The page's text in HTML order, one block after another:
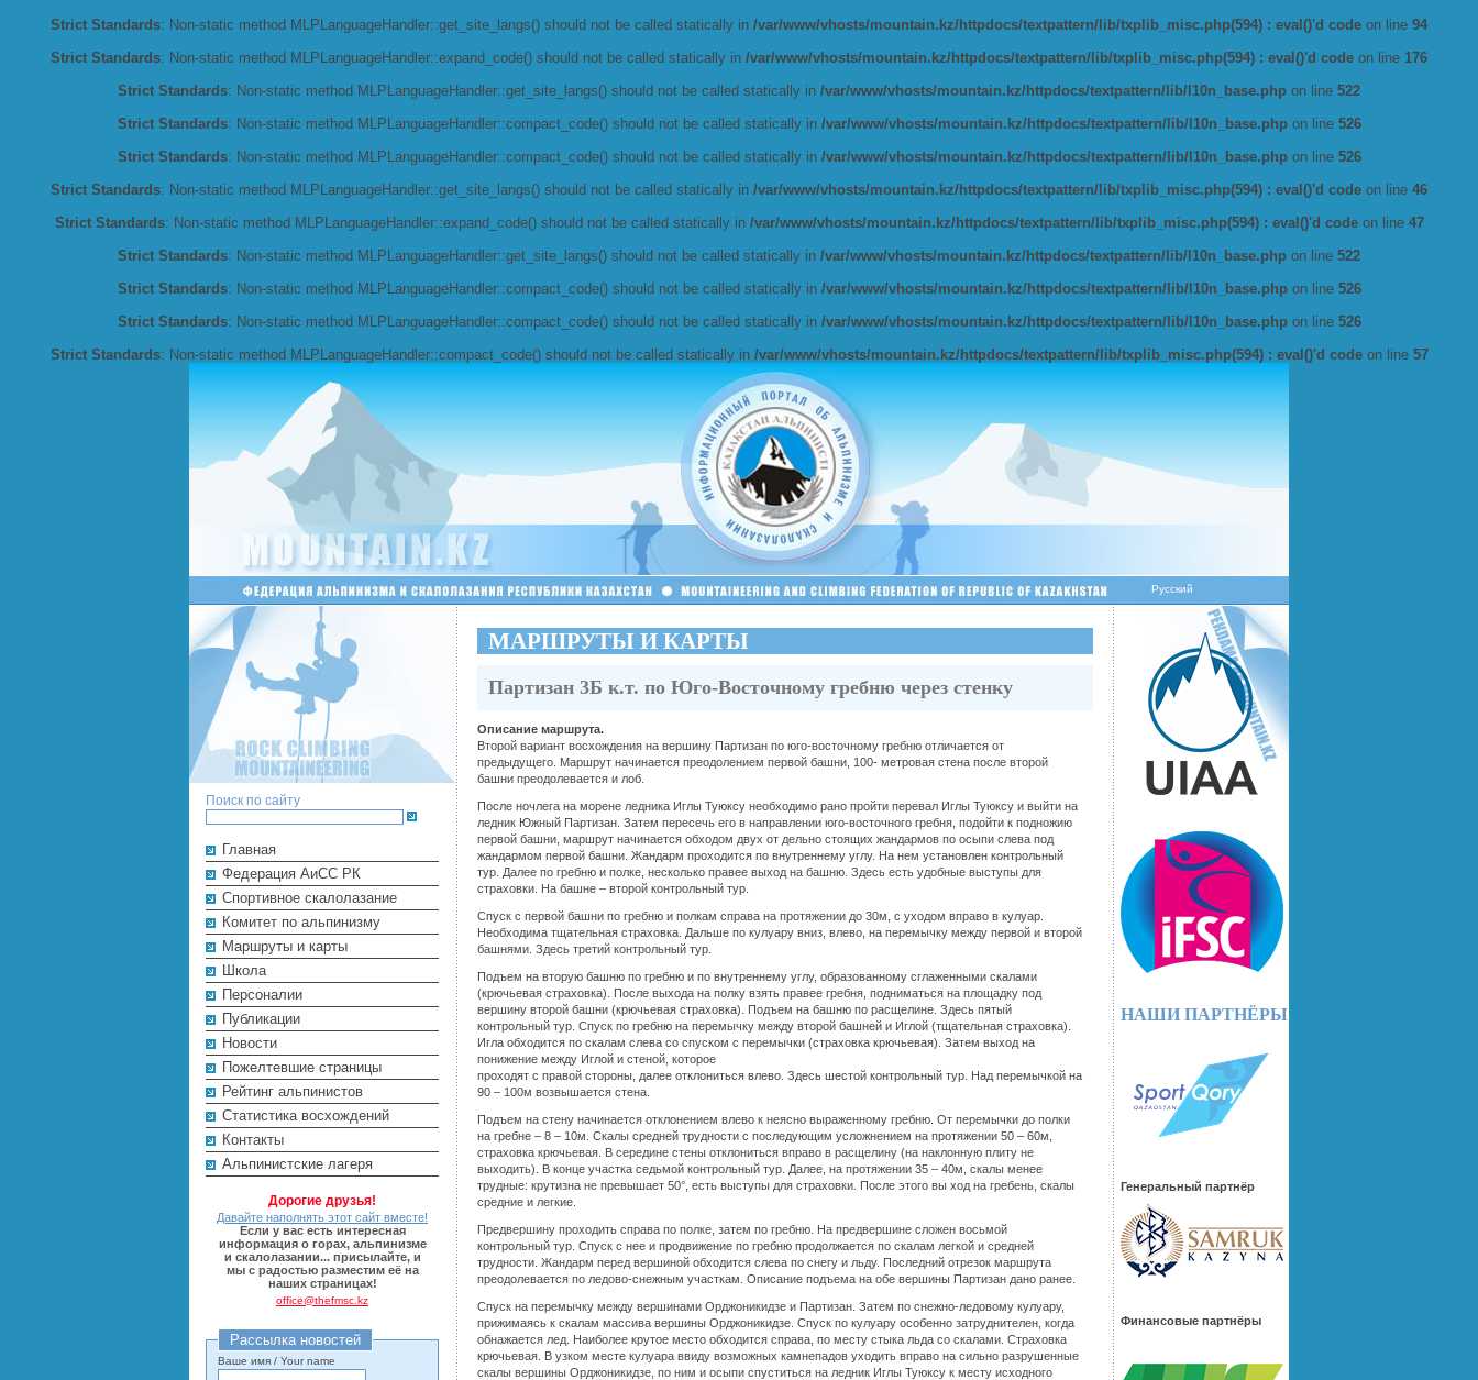
Strict Standards: Non-static method MLPLanguageHandler::get_site_langs() should not be called statically in /var/www/vhosts/mountain.kz/httpdocs/textpattern/lib/txplib_misc.php(594) : eval()'d code on line 94
Strict Standards: Non-static method MLPLanguageHandler::expand_code() should not be called statically in /var/www/vhosts/mountain.kz/httpdocs/textpattern/lib/txplib_misc.php(594) : eval()'d code on line 176
Strict Standards: Non-static method MLPLanguageHandler::get_site_langs() should not be called statically in /var/www/vhosts/mountain.kz/httpdocs/textpattern/lib/l10n_base.php on line 522
Strict Standards: Non-static method MLPLanguageHandler::compact_code() should not be called statically in /var/www/vhosts/mountain.kz/httpdocs/textpattern/lib/l10n_base.phpon line 526
Strict Standards: Non-static method MLPLanguageHandler::compact_code() should not be called statically in /var/www/vhosts/mountain.kz/httpdocs/textpattern/lib/l10n_base.phpon line 526
Strict Standards: Non-static method MLPLanguageHandler::get_site_langs() should not be called statically in /var/www/vhosts/mountain.kz/httpdocs/textpattern/lib/txplib_misc.php(594) : eval()'d code on line 46
Strict Standards: Non-static method MLPLanguageHandler::expand_code() should not be called statically in /var/www/vhosts/mountain.kz/httpdocs/textpattern/lib/txplib_misc.php(594) : eval()'d codeon line 47
Strict Standards: Non-static method MLPLanguageHandler::get_site_langs() should not be called statically in /var/www/vhosts/mountain.kz/httpdocs/textpattern/lib/l10n_base.php on line 522
Strict Standards: Non-static method MLPLanguageHandler::compact_code() should not be called statically in /var/www/vhosts/mountain.kz/httpdocs/textpattern/lib/l10n_base.phpon line 526
Strict Standards: Non-static method MLPLanguageHandler::compact_code() should not be called statically in /var/www/vhosts/mountain.kz/httpdocs/textpattern/lib/l10n_base.phpon line 526
Strict Standards: Non-static method MLPLanguageHandler::compact_code() should not be called statically in /var/www/vhosts/mountain.kz/httpdocs/textpattern/lib/txplib_misc.php(594) : eval()'d codeon line 57
Русский
Поиск по сайту
Главная
Федерация АиСС РК
Cпортивное скалолазание
Комитет по альпинизму
Маршруты и карты
Школа
Персоналии
Публикации
Новости
Пожелтевшие страницы
Рейтинг альпинистов
Cтатистика восхождений
Контакты
Альпинистские лагеря
Дорогие друзья!
Давайте наполнять этот сайт вместе!
Если у вас есть интересная
информация о горах, альпинизме
и скалолазании... присылайте, и
мы с радостью разместим её на
наших страницах!
office@thefmsc.kz
Рассылка новостей
Ваше имя / Your name
МАРШРУТЫ И КАРТЫ
Партизан 3Б к.т. по Юго-Восточному гребню через стенку
Описание маршрута.
Второй вариант восхождения на вершину Партизан по юго-восточному гребню отличается от
предыдущего. Маршрут начинается преодолением первой башни, 100- метровая стена после второй
башни преодолевается и лоб.
После ночлега на морене ледника Иглы Туюксу необходимо рано пройти перевал Иглы Туюксу и выйти на
ледник Южный Партизан. Затем пересечь его в направлении юго-восточного гребня, подойти к подножию
первой башни, маршрут начинается обходом двух от дельно стоящих жандармов по осыпи слева под
жандармом первой башни. Жандарм проходится по внутреннему углу. На нем установлен контрольный
тур. Далее по гребню и полке, несколько правее выход на башню. Здесь есть удобные выступы для
страховки. На башне – второй контрольный тур.
Спуск с первой башни по гребню и полкам справа на протяжении до 30м, с уходом вправо в кулуар.
Необходима тщательная страховка. Дальше по кулуару вниз, влево, на перемычку между первой и второй
башнями. Здесь третий контрольный тур.
Подъем на вторую башню по гребню и по внутреннему углу, образованному сглаженными скалами
(крючьевая страховка). После выхода на полку взять правее гребня, подниматься на площадку под
вершину второй башни (крючьевая страховка). Подъем на башню по расщелине. Здесь пятый
контрольный тур. Спуск по гребню на перемычку между второй башней и Иглой (тщательная страховка).
Игла обходится по скалам слева со спуском с перемычки (страховка крючьевая). Затем выход на
понижение между Иглой и стеной, которое
проходят с правой стороны, далее отклониться влево. Здесь шестой контрольный тур. Над перемычкой на
90 – 100м возвышается стена.
Подъем на стену начинается отклонением влево к неясно выраженному гребню. От перемычки до полки
на гребне – 8 – 10м. Скалы средней трудности с последующим усложнением на протяжении 50 – 60м,
страховка крючьевая. В середине стены отклониться вправо в расщелину (на наклонную плиту не
выходить). В конце участка седьмой контрольный тур. Далее, на протяжении 35 – 40м, скалы менее
трудные: крутизна не превышает 50°, есть выступы для страховки. После этого вы ход на гребень, скалы
средние и легкие.
Предвершину проходить справа по полке, затем по гребню. На предвершине сложен восьмой
контрольный тур. Спуск с нее и продвижение по гребню продолжается по скалам легкой и средней
трудности. Жандарм перед вершиной обходится слева по снегу и льду. Последний отрезок маршрута
преодолевается по ледово-снежным участкам. Описание подъема на обе вершины Партизан дано ранее.
Спуск на перемычку между вершинами Орджоникидзе и Партизан. Затем по снежно-ледовому кулуару,
прижимаясь к скалам массива вершины Орджоникидзе. Спуск по кулуару особенно затруднителен, когда
обнажается лед. Наиболее крутое место обходится справа, по месту стыка льда со скалами. Страховка
крючьевая. В узком месте кулуара ввиду возможных камнепадов уходить вправо на сильно разрушенные
скалы вершины Орджоникидзе, по ним и осыпи спуститься на ледник Иглы Туюксу к месту исходного
НАШИ ПАРТНЁРЫ
Генеральный партнёр
Финансовые партнёры